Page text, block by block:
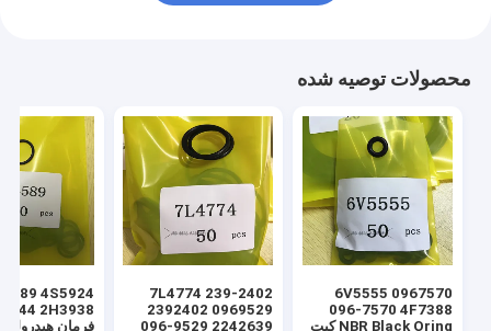
محصولات توصیه شده
6V5555 0967570
096-7570 4F7388
NBR Black Oring کیت
7L4774 239-2402
2392402 0969529
096-9529 2242639
فرمان